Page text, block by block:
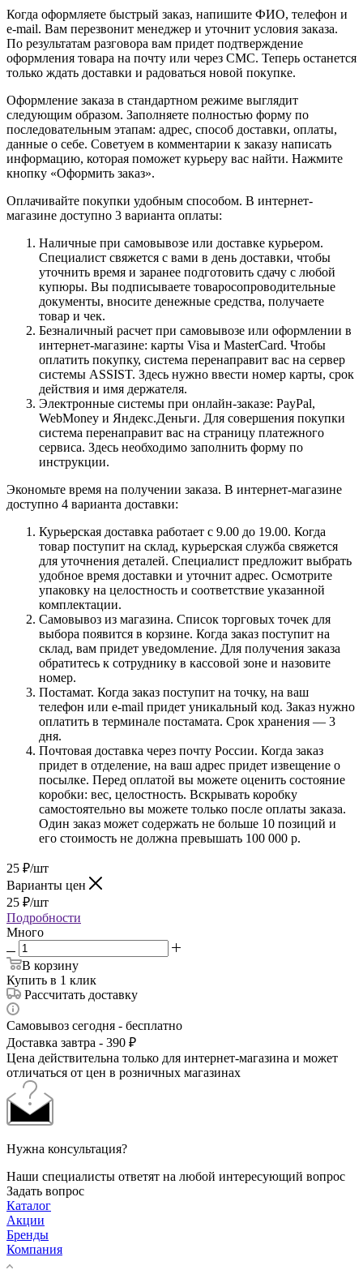
Когда оформляете быстрый заказ, напишите ФИО, телефон и
e-mail. Вам перезвонит менеджер и уточнит условия заказа.
По результатам разговора вам придет подтверждение
оформления товара на почту или через СМС. Теперь останется
только ждать доставки и радоваться новой покупке.
Оформление заказа в стандартном режиме выглядит
следующим образом. Заполняете полностью форму по
последовательным этапам: адрес, способ доставки, оплаты,
данные о себе. Советуем в комментарии к заказу написать
информацию, которая поможет курьеру вас найти. Нажмите
кнопку «Оформить заказ».
Оплачивайте покупки удобным способом. В интернет-
магазине доступно 3 варианта оплаты:
Наличные при самовывозе или доставке курьером.
Специалист свяжется с вами в день доставки, чтобы
уточнить время и заранее подготовить сдачу с любой
купюры. Вы подписываете товаросопроводительные
документы, вносите денежные средства, получаете
товар и чек.
Безналичный расчет при самовывозе или оформлении в
интернет-магазине: карты Visa и MasterCard. Чтобы
оплатить покупку, система перенаправит вас на сервер
системы ASSIST. Здесь нужно ввести номер карты, срок
действия и имя держателя.
Электронные системы при онлайн-заказе: PayPal,
WebMoney и Яндекс.Деньги. Для совершения покупки
система перенаправит вас на страницу платежного
сервиса. Здесь необходимо заполнить форму по
инструкции.
Экономьте время на получении заказа. В интернет-магазине
доступно 4 варианта доставки:
Курьерская доставка работает с 9.00 до 19.00. Когда
товар поступит на склад, курьерская служба свяжется
для уточнения деталей. Специалист предложит выбрать
удобное время доставки и уточнит адрес. Осмотрите
упаковку на целостность и соответствие указанной
комплектации.
Самовывоз из магазина. Список торговых точек для
выбора появится в корзине. Когда заказ поступит на
склад, вам придет уведомление. Для получения заказа
обратитесь к сотруднику в кассовой зоне и назовите
номер.
Постамат. Когда заказ поступит на точку, на ваш
телефон или e-mail придет уникальный код. Заказ нужно
оплатить в терминале постамата. Срок хранения — 3
дня.
Почтовая доставка через почту России. Когда заказ
придет в отделение, на ваш адрес придет извещение о
посылке. Перед оплатой вы можете оценить состояние
коробки: вес, целостность. Вскрывать коробку
самостоятельно вы можете только после оплаты заказа.
Один заказ может содержать не больше 10 позиций и
его стоимость не должна превышать 100 000 р.
25 ₽/шт
Варианты цен
25 ₽/шт
Подробности
Много
В корзину
Купить в 1 клик
Рассчитать доставку
Самовывоз сегодня - бесплатно
Доставка завтра - 390 ₽
Цена действительна только для интернет-магазина и может
отличаться от цен в розничных магазинах
Нужна консультация?
Наши специалисты ответят на любой интересующий вопрос
Задать вопрос
Каталог
Акции
Бренды
Компания